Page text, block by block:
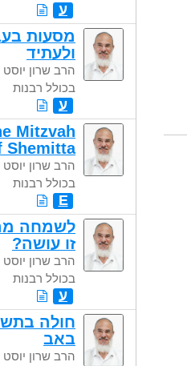
ע
מסעות
ולעתיד
הרב שרון
בכולל רבנות
ע
Mitzvah
Shemitta
הרב שרון
בכולל רבנות
E
לשמחה
זו עושה?
הרב שרון
בכולל רבנות
ע
חולה
באב
הרב שרון